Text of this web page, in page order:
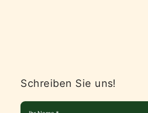
Schreiben Sie uns!